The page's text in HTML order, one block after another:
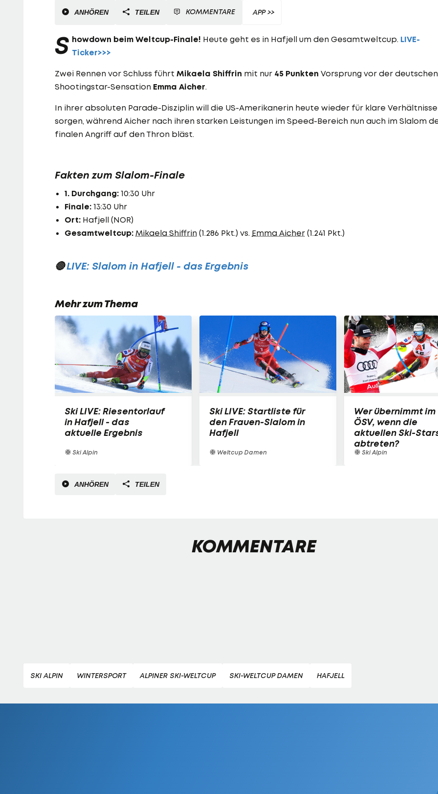
ANHÖREN TEILEN KOMMENTARE APP >>
S howdown beim Weltcup-Finale! Heute geht es in Hafjell um den Gesamtweltcup. LIVE-
Ticker>>>
Zwei Rennen vor Schluss führt Mikaela Shiffrin mit nur 45 Punkten Vorsprung vor der deutschen
Shootingstar-Sensation Emma Aicher.
In ihrer absoluten Parade-Disziplin will die US-Amerikanerin heute wieder für klare Verhältnisse
sorgen, während Aicher nach ihren starken Leistungen im Speed-Bereich nun auch im Slalom
finalen Angriff auf den Thron bläst.
Fakten zum Slalom-Finale
1. Durchgang: 10:30 Uhr
Finale: 13:30 Uhr
Ort: Hafjell (NOR)
Gesamtweltcup: Mikaela Shiffrin (1.286 Pkt.) vs. Emma Aicher (1.241 Pkt.)
🔴LIVE: Slalom in Hafjell - das Ergebnis
Mehr zum Thema
Ski LIVE: Riesentorlauf
in Hafjell - das
aktuelle Ergebnis
Ski Alpin
Ski LIVE: Startliste für
den Frauen-Slalom in
Hafjell
Weltcup Damen
Wer übernimmt im
ÖSV, wenn die
aktuellen Ski-
abtreten?
Ski Alpin
ANHÖREN TEILEN
KOMMENTARE
SKI ALPIN WINTERSPORT ALPINER SKI-WELTCUP SKI-WELTCUP DAMEN HAFJELL